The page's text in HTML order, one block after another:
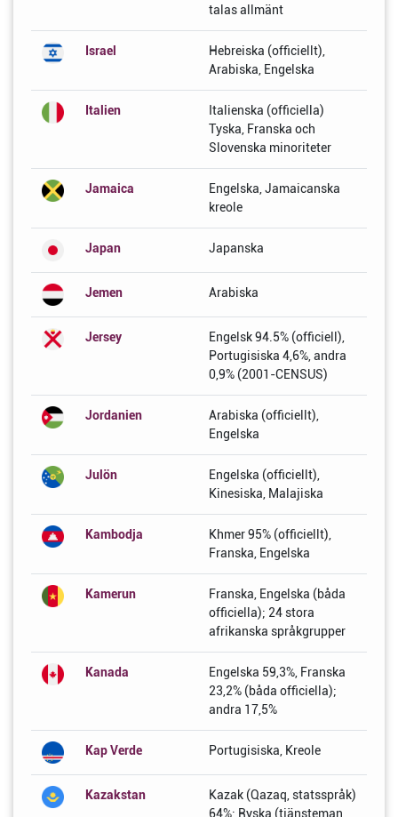
talas allmänt
Israel
Hebreiska (officiellt),
Arabiska, Engelska
Italien
Italienska (officiella)
Tyska, Franska och
Slovenska minoriteter
Jamaica
Engelska, Jamaicanska
kreole
Japan Japanska
Jemen Arabiska
Jersey
Engelsk 94.5% (officiell),
Portugisiska 4,6%, andra
0,9% (2001-CENSUS)
Jordanien
Arabiska (officiellt),
Engelska
Julön
Engelska (officiellt),
Kinesiska, Malajiska
Kambodja
Khmer 95% (officiellt),
Franska, Engelska
Kamerun
Franska, Engelska (båda
officiella); 24 stora
afrikanska språkgrupper
Kanada
Engelska 59,3%, Franska
23,2% (båda officiella);
andra 17,5%
Kap Verde Portugisiska, Kreole
Kazakstan
Kazak (Qazaq, statsspråk)
64%; Ryska (tjänsteman,